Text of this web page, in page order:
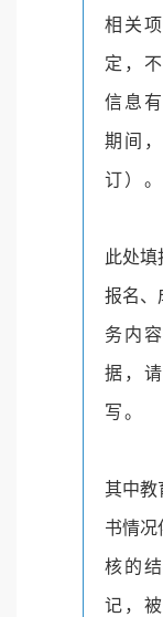
相关
定，
信息
期间
订）。
此处
报名、
务内
据，
写。
其中教
书情况
核的
记，